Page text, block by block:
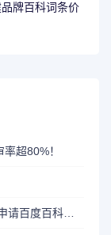
牌百科词条价
超80%！
代做百度百科词条|香港注册的公司如何申请百度百科的企业词条？